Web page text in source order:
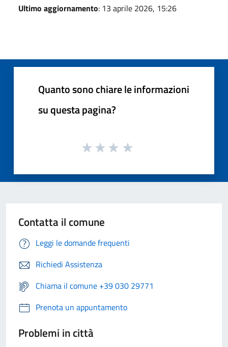
Ultimo aggiornamento: 13 aprile 2026, 15:26
Quanto sono chiare le informazioni
su questa pagina?
Contatta il comune
Leggi le domande frequenti
Richiedi Assistenza
Chiama il comune +39 030 29771
Prenota un appuntamento
Problemi in città